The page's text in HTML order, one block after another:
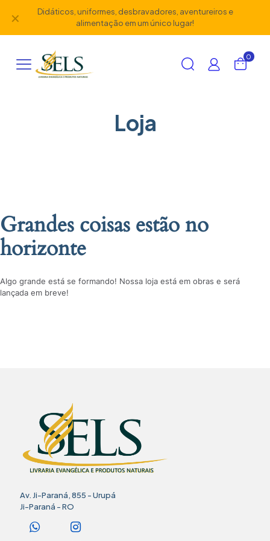
Didáticos, uniformes, desbravadores, aventureiros e
alimentação em um único lugar!
✕
0
Loja
Grandes coisas estão no
horizonte
Algo grande está se formando! Nossa loja está em obras e será
lançada em breve!
Av. Ji-Paraná, 855 - Urupá
Ji-Paraná - RO